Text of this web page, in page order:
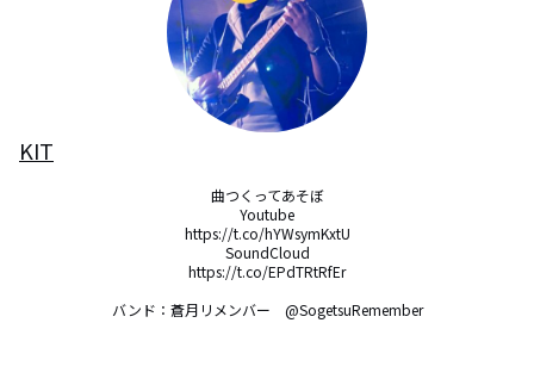
KIT
曲つくってあそぼ
Youtube
https://t.co/hYWsymKxtU
SoundCloud
https://t.co/EPdTRtRfEr
バンド：蒼月リメンバー　@SogetsuRemember